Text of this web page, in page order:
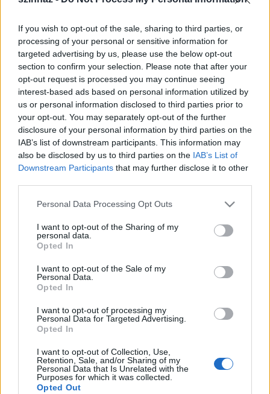
If you wish to opt-out of the sale, sharing to third parties, or
processing of your personal or sensitive information for
targeted advertising by us, please use the below opt-out
section to confirm your selection. Please note that after your
opt-out request is processed you may continue seeing
interest-based ads based on personal information utilized by
us or personal information disclosed to third parties prior to
your opt-out. You may separately opt-out of the further
disclosure of your personal information by third parties on the
IAB’s list of downstream participants. This information may
also be disclosed by us to third parties on the IAB’s List of
Downstream Participants that may further disclose it to other
Please note that this website/app uses one or more Google
not limited to your visit or usage behaviour. You may click to
grant or deny consent to Google and its third-party tags to
use your data for below specified purposes in below Google
consent section.
Personal Data Processing Opt Outs
I want to opt-out of the Sharing of my
personal data.
Opted In
I want to opt-out of the Sale of my
Personal Data.
Opted In
I want to opt-out of processing my
Personal Data for Targeted Advertising.
Opted In
I want to opt-out of Collection, Use,
Retention, Sale, and/or Sharing of my
Personal Data that Is Unrelated with the
Purposes for which it was collected.
Opted Out
A díjazottak:
Győri Nemzeti Színház:
A legjobb színész:
A legjobb színésznő:Kiss Tünde
A legjobb látvány:Sakk-Bátonyi György
díszlettervező
A legjobb nagyszínpadi előadás:
Gábor, rendező
A legjobb Kisfaludy-termes előadás:Csoportterápia
Simon Kornél, rendező